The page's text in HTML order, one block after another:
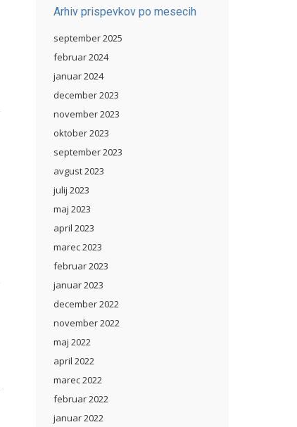
Arhiv prispevkov po mesecih
september 2025
februar 2024
januar 2024
december 2023
november 2023
oktober 2023
september 2023
avgust 2023
julij 2023
maj 2023
april 2023
marec 2023
februar 2023
januar 2023
december 2022
november 2022
maj 2022
april 2022
marec 2022
februar 2022
januar 2022